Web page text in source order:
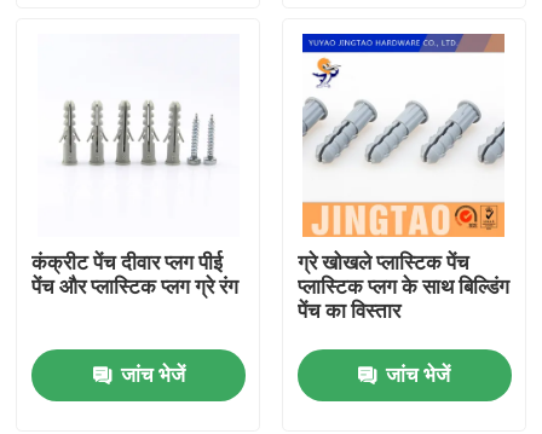
उत्पाद
हमारे बारे में
गुणवत्ता नियंत्रण
कंक्रीट पेंच दीवार प्लग पीई
पेंच और प्लास्टिक प्लग ग्रे रंग
जांच भेजें
ग्रे खोखले प्लास्टिक पेंच
प्लास्टिक प्लग के साथ बिल्डिंग
पेंच का विस्तार
जांच भेजें